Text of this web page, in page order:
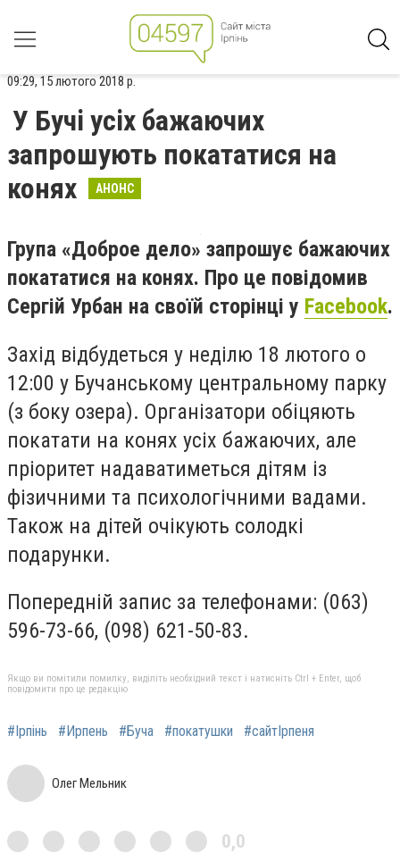
09:29, 15 лютого 2018 р.
У Бучі усіх бажаючих
запрошують покататися на
конях
АНОНС
Група «Доброе дело» запрошує бажаючих
покататися на конях. Про це повідомив
Сергій Урбан на своїй сторінці у Facebook.
Захід відбудеться у неділю 18 лютого о
12:00 у Бучанському центральному парку
(з боку озера). Організатори обіцяють
покатати на конях усіх бажаючих, але
пріоритет надаватиметься дітям із
фізичними та психологічними вадами.
Також на дітей очікують солодкі
подарунки.
Попередній запис за телефонами: (063)
596-73-66, (098) 621-50-83.
Якщо ви помітили помилку, виділіть необхідний текст і натисніть Ctrl + Enter, щоб
повідомити про це редакцію
#Ірпінь #Ирпень #Буча #покатушки #сайтІрпеня
Олег Мельник
0,0